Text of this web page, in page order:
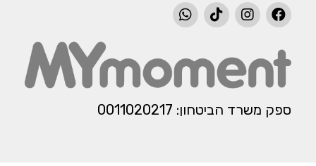
ספק משרד הביטחון: 0011020217​​